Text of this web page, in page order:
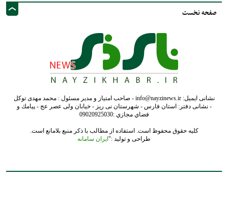
صفحه نخست
نشانی ایمیل: info@nayzinews.ir - صاحب امتیاز و مدیر مسئول : محمد مهدی توکل
- نشانی دفتر: استان فارس - شهرستان نی ریز - خیابان ولی عصر عج - پيامك و
فضاي مجازي :09020925030
کلیه حقوق محفوظ است. استفاده از مطالب با ذکر منبع بلامانع است.
طراحی و تولید :"ایران سامانه